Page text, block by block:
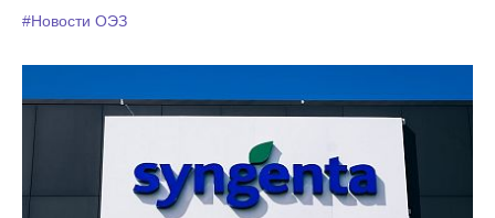
#Новости ОЭЗ